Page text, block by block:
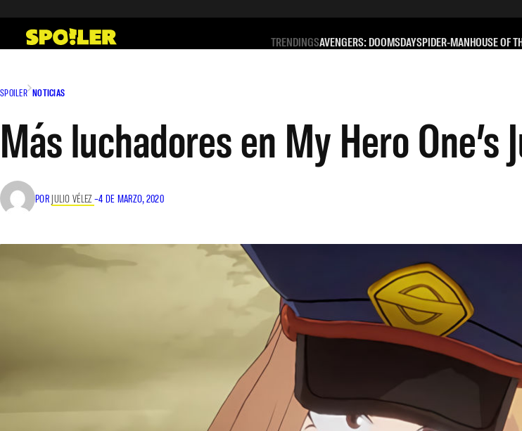
contenido
TRENDINGSAVENGERS: DOOMSDAYSPIDER-MANHOUSE OF
SPOILER NOTICIAS
Más luchadores en My Hero One’s
POR JULIO VÉLEZ –4 DE MARZO, 2020